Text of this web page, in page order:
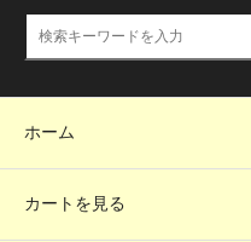
ホーム
カートを見る